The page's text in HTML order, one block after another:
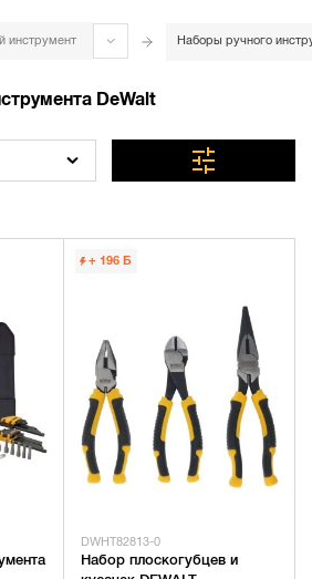
инструмент Наборы ручного
DeWalt
+ 196 Б
DWHT82813-0
Набор плоскогубцев и